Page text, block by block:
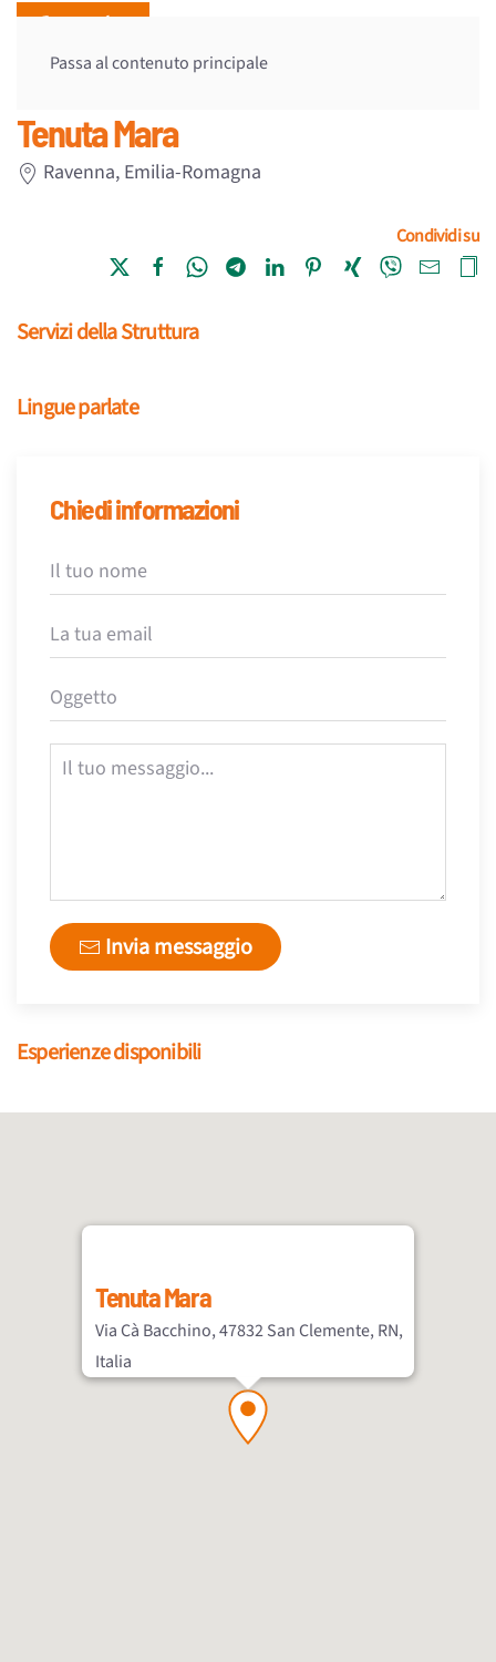
Passa al contenuto principale
Tenuta Mara
Ravenna, Emilia-Romagna
Condividi su
Servizi della Struttura
Lingue parlate
Chiedi informazioni
Invia messaggio
Esperienze disponibili
Tenuta Mara
Via Cà Bacchino, 47832 San Clemente, RN,
Italia